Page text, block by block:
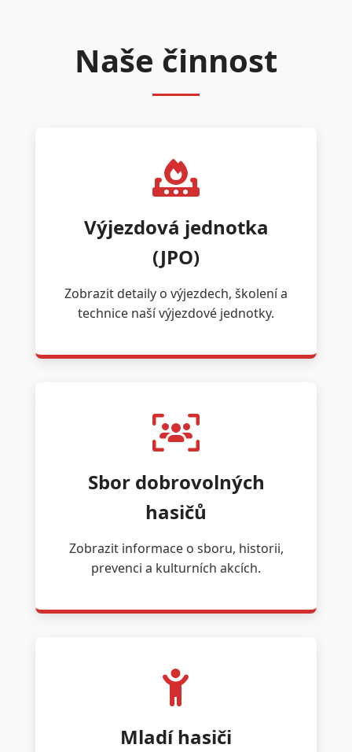
Naše činnost
Výjezdová jednotka
(JPO)
Zobrazit detaily o výjezdech, školení a
technice naší výjezdové jednotky.
Sbor dobrovolných
hasičů
Zobrazit informace o sboru, historii,
prevenci a kulturních akcích.
Mladí hasiči